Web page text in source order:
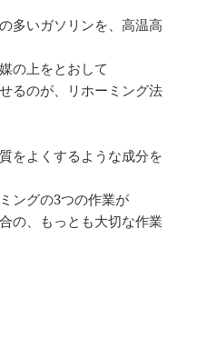
多いガソリンを、高温高
の上をとおして
るのが、リホーミング法
をよくするような成分を
ングの3つの作業が
の、もっとも大切な作業